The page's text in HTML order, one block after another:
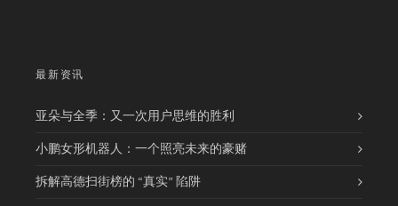
最新资讯
亚朵与全季：又一次用户思维的胜利
小鹏女形机器人：一个照亮未来的豪赌
拆解高德扫街榜的 “真实” 陷阱